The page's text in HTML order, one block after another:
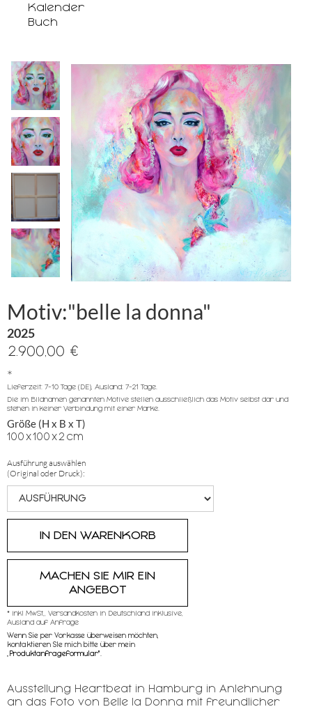
Kalender
Buch
Motiv:"belle la donna"
2025
2.900,00 €
*
Lieferzeit: 7-10 Tage (DE), Ausland: 7-21 Tage.
Die im Bildnamen genannten Motive stellen ausschließlich das Motiv selbst dar und
stehen in keiner Verbindung mit einer Marke.
Größe (H x B x T)
100x100x2 cm
Ausführung auswählen
(Original oder Druck):
MACHEN SIE MIR EIN
ANGEBOT
* inkl MwSt,, Versandkosten in Deutschland inklusive,
Ausland auf Anfrage
Wenn Sie per Vorkasse überweisen möchten,
kontaktieren SIe mich bitte über mein
Produktanfrageformular"
Ausstellung Heartbeat in Hamburg in Anlehnung
an das Foto von Belle la Donna mit freundlicher